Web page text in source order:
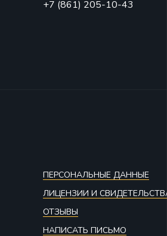
+7 (861) 205-10-43
ПЕРСОНАЛЬНЫЕ ДАННЫЕ
ЛИЦЕНЗИИ И
ОТЗЫВЫ
НАПИСАТЬ ПИСЬМО